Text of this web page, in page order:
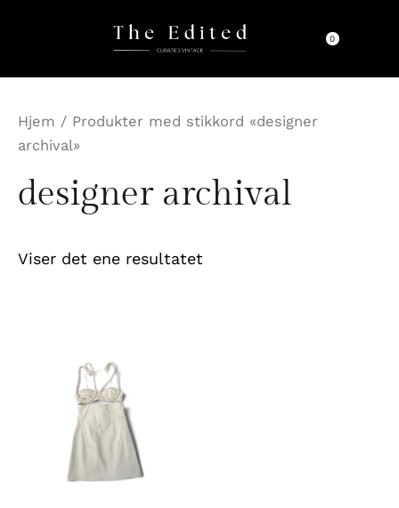
innholdet
0
Hjem / Produkter med stikkord «designer
archival»
designer archival
Viser det ene resultatet